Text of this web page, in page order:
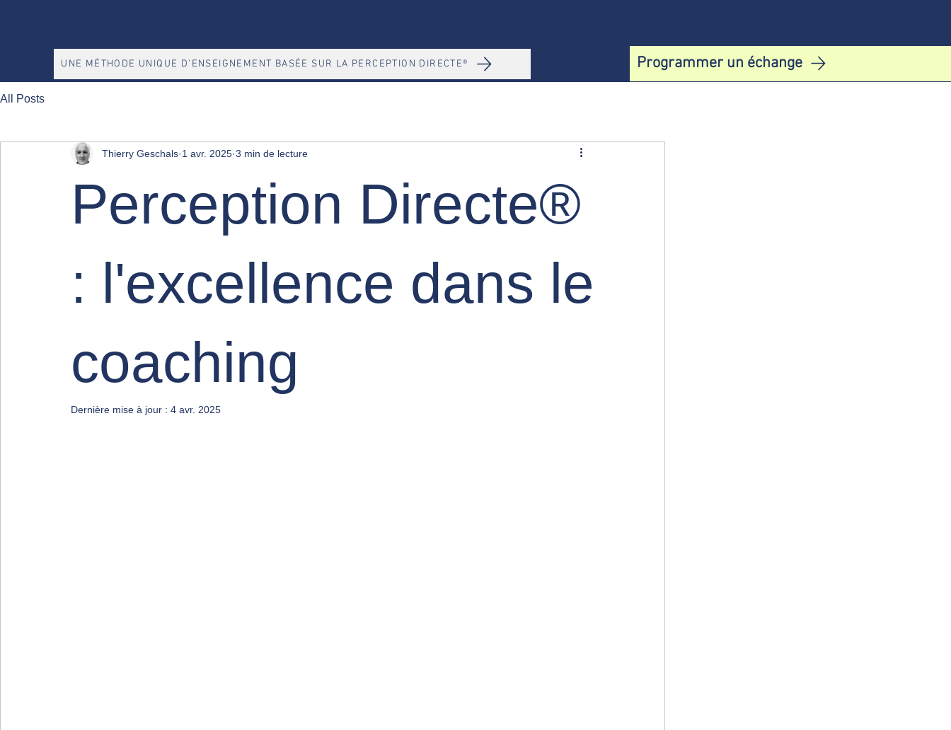
UNE MÉTHODE UNIQUE D'ENSEIGNEMENT BASÉE SUR LA PERCEPTION DIRECTE® Programmer un échange
All Posts
Perception Directe®
: l'excellence dans le
coaching
Thierry Geschals 1 avr. 2025 3 min de lecture
Dernière mise à jour : 4 avr. 2025